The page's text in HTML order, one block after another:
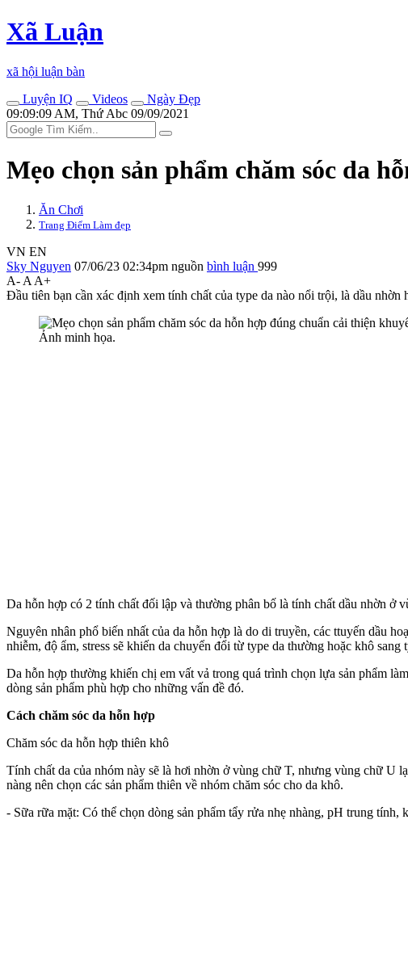
Xã Luận
xã hội luận bàn
Luyện IQ
Videos
Ngày Đẹp
09:09:09 AM, Thứ Abc 09/09/2021
Mẹo chọn sản phẩm chăm sóc da
Ăn Chơi
Trang Điểm Làm đẹp
VN EN
Sky Nguyen 07/06/23 02:34pm nguồn bình luận 999
A- A A+
Đầu tiên bạn cần xác định xem tính chất của type da nào nổi trội, là dầu
Ảnh minh họa.
Da hỗn hợp có 2 tính chất đối lập và thường phân bố là tính chất dầu nhờn
Nguyên nhân phổ biến nhất của da hỗn hợp là do di truyền, các ttuyến dầu
nhiễm, độ ẩm, stress sẽ khiến da chuyển đổi từ type da thường hoặc khô sang
Da hỗn hợp thường khiến chị em vất vả trong quá trình chọn lựa sản phẩm
dòng sản phẩm phù hợp cho những vấn đề đó.
Cách chăm sóc da hỗn hợp
Chăm sóc da hỗn hợp thiên khô
Tính chất da của nhóm này sẽ là hơi nhờn ở vùng chữ T, nhưng vùng chữ U
nàng nên chọn các sản phẩm thiên về nhóm chăm sóc cho da khô.
- Sữa rữa mặt: Có thể chọn dòng sản phẩm tẩy rửa nhẹ nhàng, pH trung